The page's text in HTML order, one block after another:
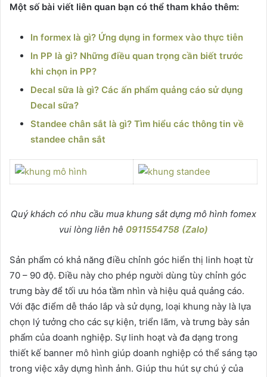
Một số bài viết liên quan bạn có thể tham khảo thêm:
In formex là gì? Ứng dụng in formex vào thực tiễn
In PP là gì? Những điều quan trọng cần biết trước
khi chọn in PP?
Decal sữa là gì? Các ấn phẩm quảng cáo sử dụng
Decal sữa?
Standee chân sắt là gì? Tìm hiểu các thông tin về
standee chân sắt
Quý khách có nhu cầu mua khung sắt dựng mô hình fomex
vui lòng liên hê 0911554758 (Zalo)
Sản phẩm có khả năng điều chỉnh góc hiển thị linh hoạt từ
70 – 90 độ. Điều này cho phép người dùng tùy chỉnh góc
trưng bày để tối ưu hóa tầm nhìn và hiệu quả quảng cáo.
Với đặc điểm dễ tháo lắp và sử dụng, loại khung này là lựa
chọn lý tưởng cho các sự kiện, triển lãm, và trưng bày sản
phẩm của doanh nghiệp. Sự linh hoạt và đa dạng trong
thiết kế banner mô hình giúp doanh nghiệp có thể sáng tạo
trong việc xây dựng hình ảnh. Giúp thu hút sự chú ý của